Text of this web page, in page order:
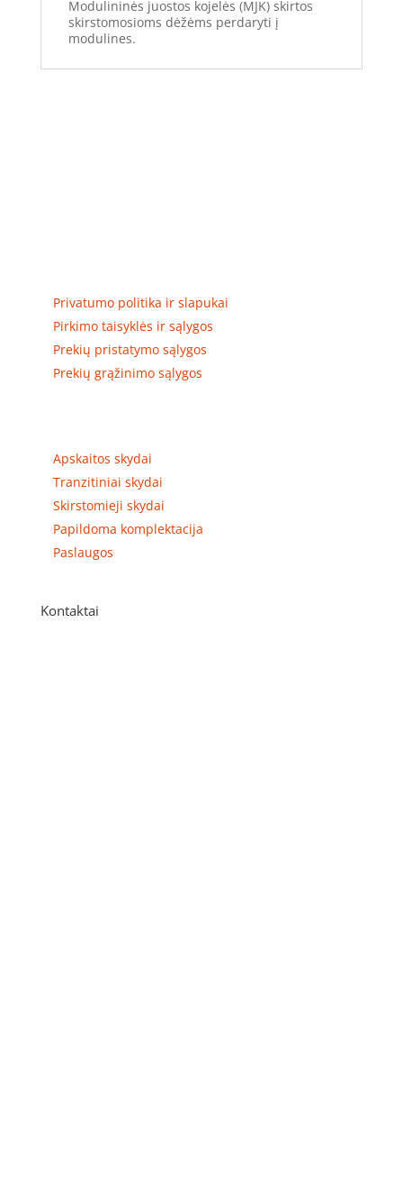
Modulininės juostos kojelės (MJK) skirtos
skirstomosioms dėžėms perdaryti į
modulines.
Privatumo politika ir slapukai
Pirkimo taisyklės ir sąlygos
Prekių pristatymo sąlygos
Prekių grąžinimo sąlygos
Apskaitos skydai
Tranzitiniai skydai
Skirstomieji skydai
Papildoma komplektacija
Paslaugos
Kontaktai